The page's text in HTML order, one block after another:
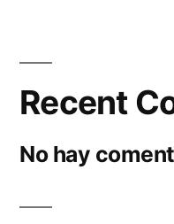
Recent
No hay